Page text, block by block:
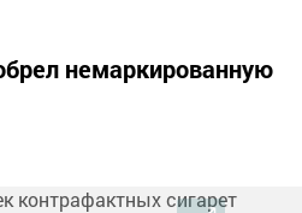
немаркированную